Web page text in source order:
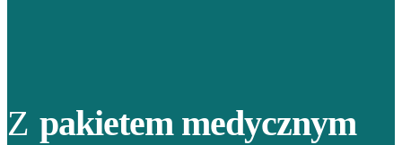
Z pakietem medycznym